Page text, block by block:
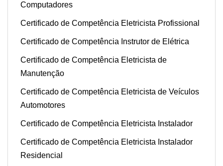
Computadores
Certificado de Competência Eletricista Profissional
Certificado de Competência Instrutor de Elétrica
Certificado de Competência Eletricista de
Manutenção
Certificado de Competência Eletricista de Veículos
Automotores
Certificado de Competência Eletricista Instalador
Certificado de Competência Eletricista Instalador
Residencial